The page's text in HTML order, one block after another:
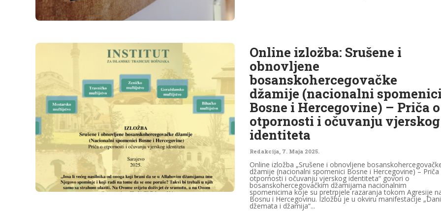
Online izložba: Srušene i
obnovljene
bosanskohercegovačke
džamije (nacionalni spomenici
Bosne i Hercegovine) – Priča o
otpornosti i očuvanju vjerskog
identiteta
Redakcija 7. Maja 2025.
Online izložba „Srušene i obnovljene
džamije (nacionalni spomenici Bosne i Hercegovine) – Priča
otpornosti i očuvanju vjerskog identiteta“ govori o
bosanskohercegovačkim džamijama nacionalnim
spomenicima koje su pretrpjele razaranja tokom Agresije
Bosnu i Hercegovinu. Izložbu je u okviru manifestacije „Dani
džemata i džamija“...